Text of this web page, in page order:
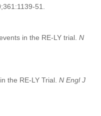
51.
in the RE-LY trial. N
the RE-LY Trial. N Engl J